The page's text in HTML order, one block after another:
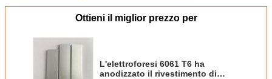
Ottieni il miglior prezzo per
L'elettroforesi 6061 T6 ha
anodizzato il rivestimento di